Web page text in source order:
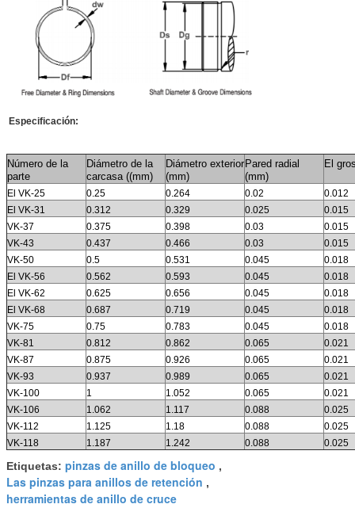
Especificación:
Número de la
parte
Diámetro de la
carcasa ((mm)
Diámetro exterior
(mm)
Pared radial
(mm)
El
El VK-25 0.25 0.264 0.02
0.012
El VK-31
0.312 0.329 0.025
0.015
VK-37
0.375 0.398 0.03
0.015
VK-43
0.437 0.466 0.03
0.015
VK-50
0.5 0.531 0.045
0.018
El VK-56
0.562 0.593 0.045
0.018
El VK-62
0.625 0.656 0.045
0.018
El VK-68
0.687 0.719 0.045
0.018
VK-75
0.75 0.783 0.045
0.018
VK-81
0.812 0.862 0.065
0.021
VK-87
0.875 0.926 0.065
0.021
VK-93
0.937 0.989 0.065
0.021
VK-100
1 1.052 0.065
0.021
VK-106
1.062 1.117 0.088
0.025
VK-112
1.125 1.18 0.088
0.025
VK-118
1.187 1.242 0.088 0.025
Etiquetas: pinzas de anillo de bloqueo ,
Las pinzas para anillos de retención ,
herramientas de anillo de cruce